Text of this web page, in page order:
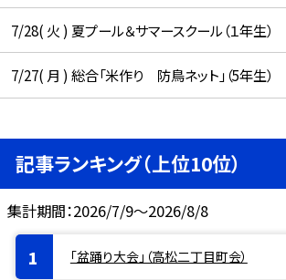
7/28( 火 ) 夏プール＆サマースクール（１年生）
7/27( 月 ) 総合「米作り 防鳥ネット」（5年生）
記事ランキング（上位10位）
集計期間：2026/7/9～2026/8/8
「盆踊り大会」（高松二丁目町会）